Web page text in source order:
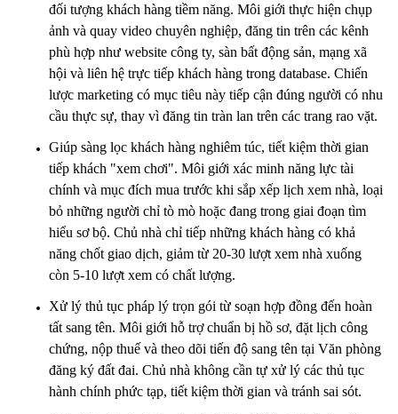
đối tượng khách hàng tiềm năng. Môi giới thực hiện chụp
ảnh và quay video chuyên nghiệp, đăng tin trên các kênh
phù hợp như website công ty, sàn bất động sản, mạng xã
hội và liên hệ trực tiếp khách hàng trong database. Chiến
lược marketing có mục tiêu này tiếp cận đúng người có nhu
cầu thực sự, thay vì đăng tin tràn lan trên các trang rao vặt.
Giúp sàng lọc khách hàng nghiêm túc, tiết kiệm thời gian
tiếp khách "xem chơi". Môi giới xác minh năng lực tài
chính và mục đích mua trước khi sắp xếp lịch xem nhà, loại
bỏ những người chỉ tò mò hoặc đang trong giai đoạn tìm
hiểu sơ bộ. Chủ nhà chỉ tiếp những khách hàng có khả
năng chốt giao dịch, giảm từ 20-30 lượt xem nhà xuống
còn 5-10 lượt xem có chất lượng.
Xử lý thủ tục pháp lý trọn gói từ soạn hợp đồng đến hoàn
tất sang tên. Môi giới hỗ trợ chuẩn bị hồ sơ, đặt lịch công
chứng, nộp thuế và theo dõi tiến độ sang tên tại Văn phòng
đăng ký đất đai. Chủ nhà không cần tự xử lý các thủ tục
hành chính phức tạp, tiết kiệm thời gian và tránh sai sót.